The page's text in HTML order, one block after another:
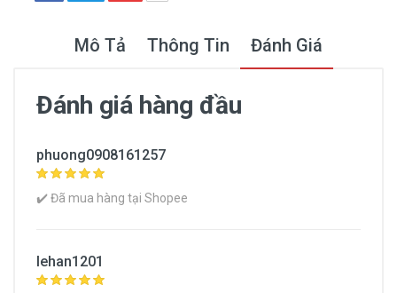
Mô Tả Thông Tin Đánh Giá
Thông Tin Chung
Thương hiệu
Dạng sản phẩm
Dạng khối
Đánh giá hàng đầu
phuong0908161257
✔️ Đã mua hàng tại Shopee
lehan1201